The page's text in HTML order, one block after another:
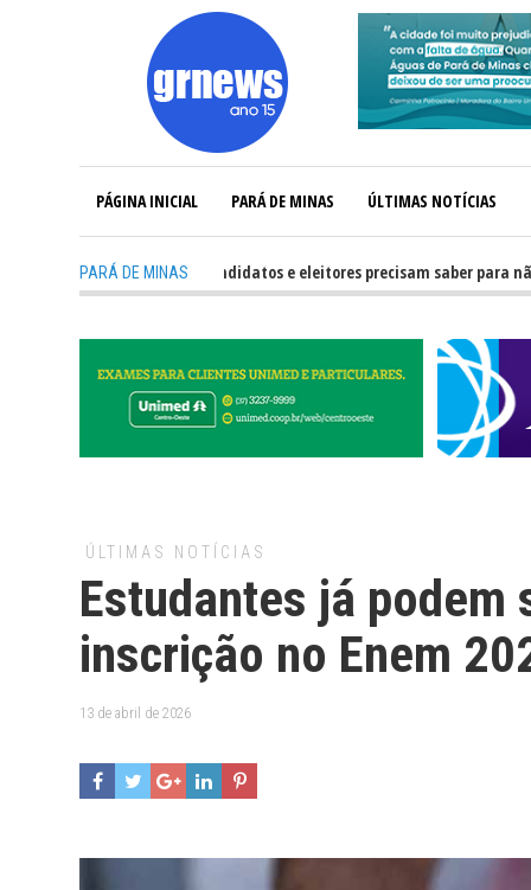
PÁGINA INICIAL PARÁ DE MINAS ÚLTIMAS NOTÍCIAS
PARÁ DE MINAS
GRNEWS TV: O que candidatos e eleitores precisam saber para não ter
ÚLTIMAS NOTÍCIAS
Estudantes já
inscrição no Enem
13 de abril de 2026